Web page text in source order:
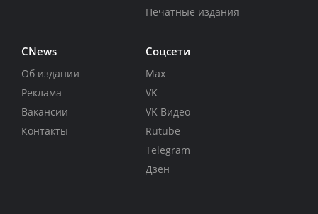
Печатные издания
CNews
Об издании
Реклама
Вакансии
Контакты
Соцсети
Max
VK
VK Видео
Rutube
Telegram
Дзен